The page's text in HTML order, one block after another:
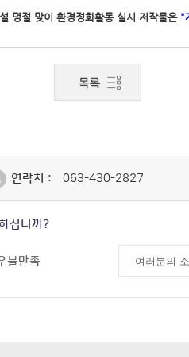
명절 맞이 환경정화활동 실시 저작물은 "
연락처 : 063-430-2827
십니까?
불만족